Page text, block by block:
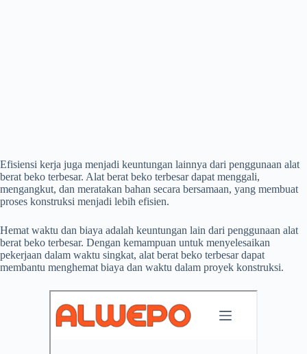
Efisiensi kerja juga menjadi keuntungan lainnya dari penggunaan alat
berat beko terbesar. Alat berat beko terbesar dapat menggali,
mengangkut, dan meratakan bahan secara bersamaan, yang membuat
proses konstruksi menjadi lebih efisien.
Hemat waktu dan biaya adalah keuntungan lain dari penggunaan alat
berat beko terbesar. Dengan kemampuan untuk menyelesaikan
pekerjaan dalam waktu singkat, alat berat beko terbesar dapat
membantu menghemat biaya dan waktu dalam proyek konstruksi.